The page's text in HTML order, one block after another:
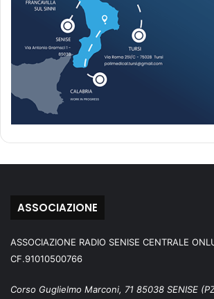
ASSOCIAZIONE
ASSOCIAZIONE RADIO SENISE CENTRALE
CF.91010500766
Corso Guglielmo Marconi, 71 85038 SENISE